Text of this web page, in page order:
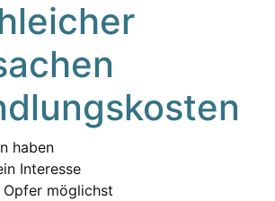
haben
Interesse
möglichst